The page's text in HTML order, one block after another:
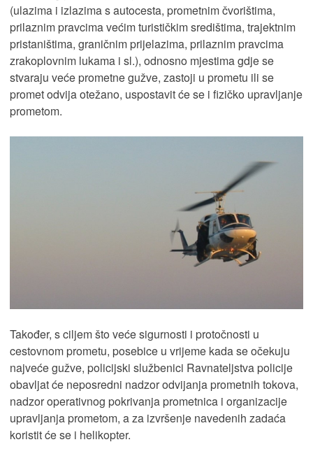
(ulazima i izlazima s autocesta, prometnim čvorištima,
prilaznim pravcima većim turističkim središtima, trajektnim
pristaništima, graničnim prijelazima, prilaznim pravcima
zrakoplovnim lukama i sl.), odnosno mjestima gdje se
stvaraju veće prometne gužve, zastoji u prometu ili se
promet odvija otežano, uspostavit će se i fizičko upravljanje
prometom.
Također, s ciljem što veće sigurnosti i protočnosti u
cestovnom prometu, posebice u vrijeme kada se očekuju
najveće gužve, policijski službenici Ravnateljstva policije
obavljat će neposredni nadzor odvijanja prometnih tokova,
nadzor operativnog pokrivanja prometnica i organizacije
upravljanja prometom, a za izvršenje navedenih zadaća
koristit će se i helikopter.